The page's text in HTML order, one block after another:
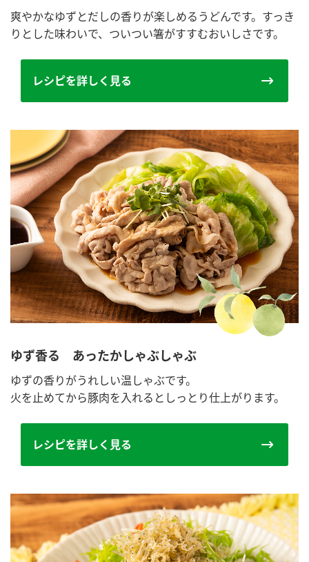
爽やかなゆずとだしの香りが楽しめるうどんです。すっき
りとした味わいで、ついつい箸がすすむおいしさです。
レシピを詳しく見る
ゆず香る あったかしゃぶしゃぶ
ゆずの香りがうれしい温しゃぶです。
火を止めてから豚肉を入れるとしっとり仕上がります。
レシピを詳しく見る